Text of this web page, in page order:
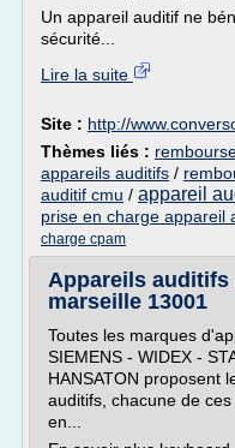
Un appareil auditif ne
sécurité...
Lire la suite
Site : http://
Thèmes liés :
appareils auditifs /
auditif cmu / appareil
prise en charge appareil
charge cpam
Appareils auditifs
marseille 13001
Toutes les marques
SIEMENS - WIDEX -
HANSATON proposent
auditifs, chacune de
en...